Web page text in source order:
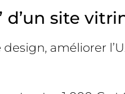
d’un site
améliorer